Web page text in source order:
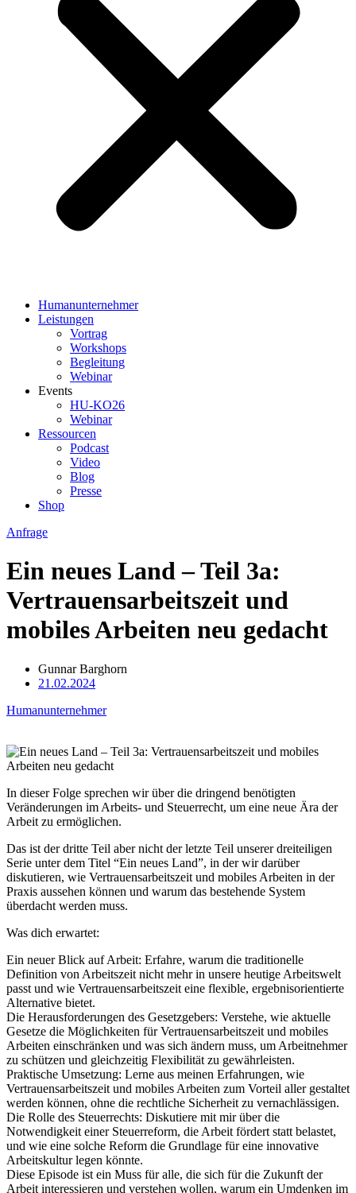
Humanunternehmer
Leistungen
Vortrag
Workshops
Begleitung
Webinar
Events
HU-KO26
Webinar
Ressourcen
Podcast
Video
Blog
Presse
Shop
Anfrage
Ein neues Land – Teil 3a:
Vertrauensarbeitszeit und
mobiles Arbeiten neu gedacht
Gunnar Barghorn
21.02.2024
Humanunternehmer
In dieser Folge sprechen wir über die dringend benötigten
Veränderungen im Arbeits- und Steuerrecht, um eine neue Ära der
Arbeit zu ermöglichen.
Das ist der dritte Teil aber nicht der letzte Teil unserer dreiteiligen
Serie unter dem Titel “Ein neues Land”, in der wir darüber
diskutieren, wie Vertrauensarbeitszeit und mobiles Arbeiten in der
Praxis aussehen können und warum das bestehende System
überdacht werden muss.
Was dich erwartet:
Ein neuer Blick auf Arbeit: Erfahre, warum die traditionelle
Definition von Arbeitszeit nicht mehr in unsere heutige Arbeitswelt
passt und wie Vertrauensarbeitszeit eine flexible, ergebnisorientierte
Alternative bietet.
Die Herausforderungen des Gesetzgebers: Verstehe, wie aktuelle
Gesetze die Möglichkeiten für Vertrauensarbeitszeit und mobiles
Arbeiten einschränken und was sich ändern muss, um Arbeitnehmer
zu schützen und gleichzeitig Flexibilität zu gewährleisten.
Praktische Umsetzung: Lerne aus meinen Erfahrungen, wie
Vertrauensarbeitszeit und mobiles Arbeiten zum Vorteil aller gestaltet
werden können, ohne die rechtliche Sicherheit zu vernachlässigen.
Die Rolle des Steuerrechts: Diskutiere mit mir über die
Notwendigkeit einer Steuerreform, die Arbeit fördert statt belastet,
und wie eine solche Reform die Grundlage für eine innovative
Arbeitskultur legen könnte.
Diese Episode ist ein Muss für alle, die sich für die Zukunft der
Arbeit interessieren und verstehen wollen, warum ein Umdenken im